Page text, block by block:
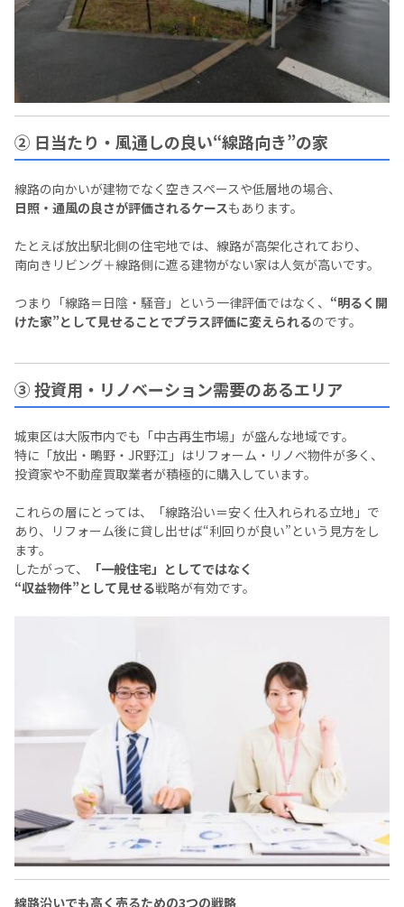
② 日当たり・風通しの良い“線路向き”の家
線路の向かいが建物でなく空きスペースや低層地の場合、
日照・通風の良さが評価されるケースもあります。
たとえば放出駅北側の住宅地では、線路が高架化されており、
南向きリビング＋線路側に遮る建物がない家は人気が高いです。
つまり「線路＝日陰・騒音」という一律評価ではなく、 “明るく開
けた家”として見せることでプラス評価に変えられるのです。
③ 投資用・リノベーション需要のあるエリア
城東区は大阪市内でも「中古再生市場」が盛んな地域です。
特に「放出・鴫野・JR野江」はリフォーム・リノベ物件が多く、
投資家や不動産買取業者が積極的に購入しています。
これらの層にとっては、「線路沿い＝安く仕入れられる立地」で
あり、リフォーム後に貸し出せば“利回りが良い”という見方をし
ます。
したがって、
「一般住宅」としてではなく
“収益物件”として見せる戦略が有効です。
線路沿いでも高く売るための3つの戦略